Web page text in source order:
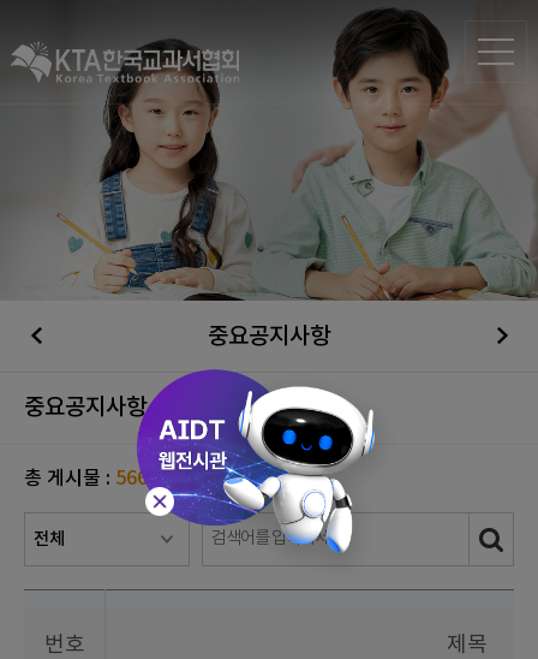
중요공지사항
중요공지사항
총 게시물 : 566
번호 제목